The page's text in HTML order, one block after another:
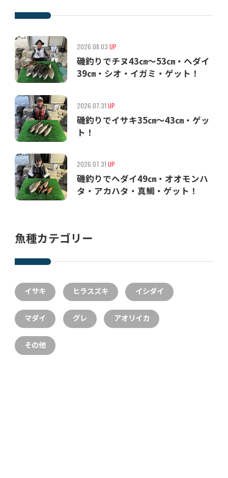
2026.08.03 UP
磯釣りでチヌ43㎝〜53㎝・ヘダイ
39㎝・シオ・イガミ・ゲット！
2026.07.31 UP
磯釣りでイサキ35㎝〜43㎝・ゲッ
ト！
2026.07.31 UP
磯釣りでヘダイ49㎝・オオモンハ
タ・アカハタ・真鯛・ゲット！
魚種カテゴリー
イサキ ヒラスズキ イシダイ
マダイ グレ アオリイカ
その他